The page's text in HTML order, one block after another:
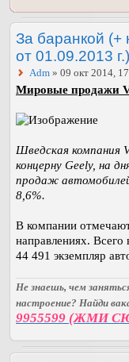
За баранкой
от 01.09.2013
Adm » 09 окт 2014,
Мировые продажи
Шведская компания
концерну Geely, на
продаж
8,6%.
В компании
направлениях. Всего
44 491 экземпляр
Не знаешь, чем
настроение? Найди
9955599 (ЖМИ